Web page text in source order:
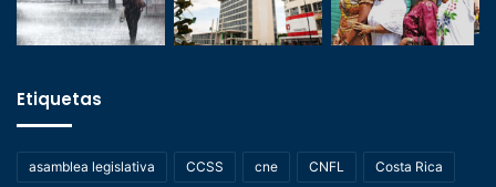
Etiquetas
asamblea legislativa CCSS cne CNFL Costa Rica